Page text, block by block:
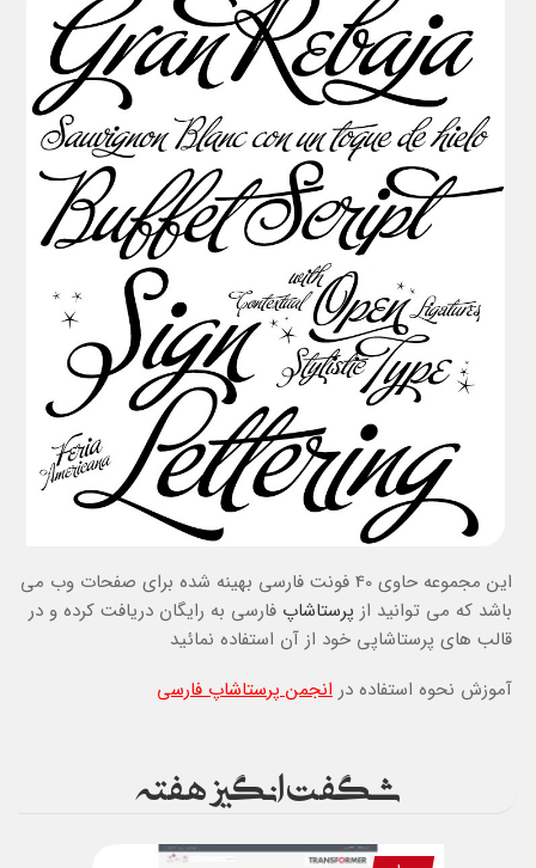
این مجموعه حاوی 40 فونت فارسی بهینه شده برای صفحات وب می
باشد که می توانید از پرستاشاپ فارسی به رایگان دریافت کرده و در
قالب های پرستاشاپی خود از آن استفاده نمائید
آموزش نحوه استفاده در انجمن پرستاشاپ فارسی
شگفت انگیز هفته